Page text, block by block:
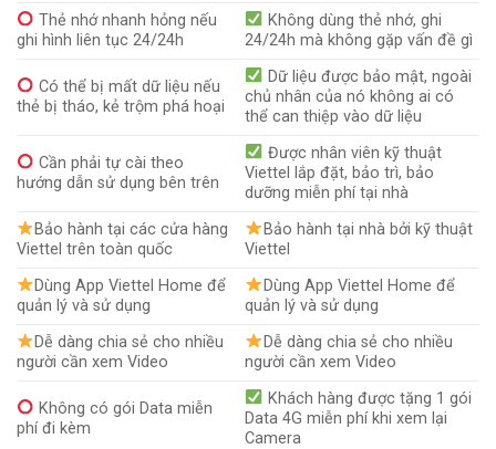
Thẻ nhớ nhanh hỏng nếu
ghi hình liên tục 24/24h
Không dùng thẻ nhớ, ghi
24/24h mà không gặp vấn đề gì
Có thể bị mất dữ liệu nếu
thẻ bị tháo, kẻ trộm phá hoại
Dữ liệu được bảo mật, ngoài
chủ nhân của nó không ai có
thể can thiệp vào dữ liệu
Cần phải tự cài theo
hướng dẫn sử dụng bên trên
Được nhân viên kỹ thuật
Viettel lắp đặt, bảo trì, bảo
dưỡng miễn phí tại nhà
Bảo hành tại các cửa hàng
Viettel trên toàn quốc
Bảo hành tại nhà bởi kỹ thuật
Viettel
Dùng App Viettel Home để
quản lý và sử dụng
Dùng App Viettel Home để
quản lý và sử dụng
Dễ dàng chia sẻ cho nhiều
người cần xem Video
Dễ dàng chia sẻ cho nhiều
người cần xem Video
Không có gói Data miễn
phí đi kèm
Khách hàng được tặng 1 gói
Data 4G miễn phí khi xem lại
Camera